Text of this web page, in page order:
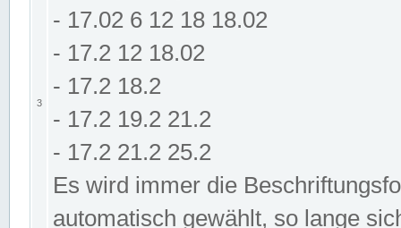
3
- 17.02 6 12 18 18.02
- 17.2 12 18.02
- 17.2 18.2
- 17.2 19.2 21.2
- 17.2 21.2 25.2
Es wird immer die
automatisch gewählt, so lange